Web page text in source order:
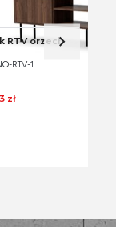
RTV orzech
RTV-1
zł